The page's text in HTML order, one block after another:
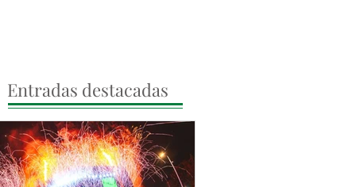
Entradas destacadas